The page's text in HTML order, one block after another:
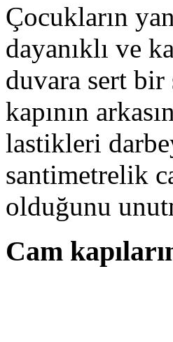
Çocukların
dayanıklı ve
duvara sert
kapının
lastikleri
santimetrelik
olduğunu
Cam